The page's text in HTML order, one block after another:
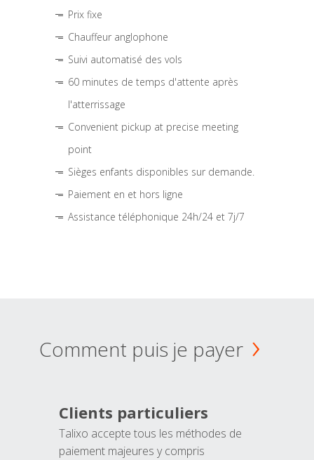
Prix fixe
Chauffeur anglophone
Suivi automatisé des vols
60 minutes de temps d'attente après
l'atterrissage
Convenient pickup at precise meeting
point
Sièges enfants disponibles sur demande.
Paiement en et hors ligne
Assistance téléphonique 24h/24 et 7j/7
Comment puis je payer
Clients particuliers
Talixo accepte tous les méthodes de
paiement majeures y compris